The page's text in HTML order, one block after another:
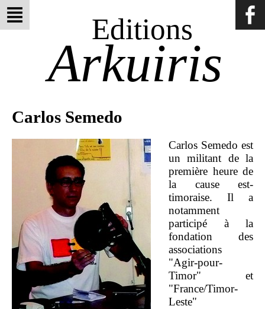
Editions
Arkuiris
Carlos Semedo
Carlos Semedo est
un militant de la
première heure de
la cause est-
timoraise. Il a
notamment
participé à la
fondation des
associations
"Agir-pour-
Timor" et
"France/Timor-
Leste"